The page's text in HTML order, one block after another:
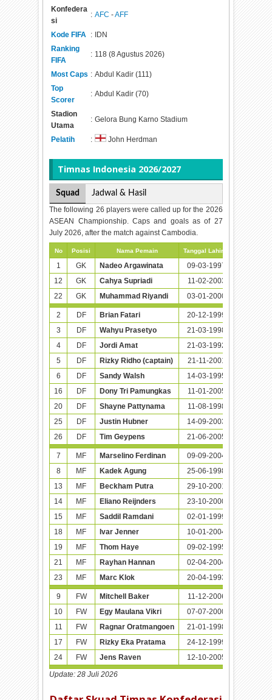
Konfedera
si
: AFC -AFF
Kode FIFA :
IDN
Ranking
FIFA
: 118 (8 Agustus 2026)
Most Caps : Abdul Kadir (111)
Top
Scorer
: Abdul Kadir (70)
Stadion
Utama
: Gelora Bung Karno Stadium
Pelatih : John Herdman
Timnas Indonesia 2026/2027
Squad
Jadwal & Hasil
The following 26 players were called up for the 2026
ASEAN Championship. Caps and goals as of 27
July 2026, after the match against Cambodia.
No Posisi Nama Pemain Tanggal Lahir (Umur) Caps
1 GK Nadeo Argawinata 09-03-1997 (29)
25
12
GK Cahya Supriadi 11-02-2003 (23)
3
22
GK Muhammad Riyandi 03-01-2000 (26) 5
2 DF Brian Fatari 20-12-1999 (26)
1
3
DF Wahyu Prasetyo 21-03-1998 (28)
3
4
DF Jordi Amat 21-03-1992 (34)
23
5
DF Rizky Ridho (captain) 21-11-2001 (24)
55
6
DF Sandy Walsh 14-03-1995 (31)
25
16
DF Dony Tri Pamungkas 11-01-2005 (21)
9
20
DF Shayne Pattynama 11-08-1998 (27)
14
25
DF Justin Hubner 14-09-2003 (22)
21
26
DF Tim Geypens 21-06-2005 (21) 0
7 MF Marselino Ferdinan 09-09-2004 (21)
41
8
MF Kadek Agung 25-06-1998 (28)
11
13
MF Beckham Putra 29-10-2001 (24)
9
14
MF Eliano Reijnders 23-10-2000 (25)
10
15
MF Saddil Ramdani 02-01-1999 (27)
30
18
MF Ivar Jenner 10-01-2004 (22)
26
19
MF Thom Haye 09-02-1995 (31)
19
21
MF Rayhan Hannan 02-04-2004 (22)
4
23
MF Marc Klok 20-04-1993 (33) 24
9 FW Mitchell Baker 11-12-2006 (19)
1
10
FW Egy Maulana Vikri 07-07-2000 (26)
34
11
FW Ragnar Oratmangoen 21-01-1998 (28)
17
17
FW Rizky Eka Pratama 24-12-1999 (26)
0
24
FW Jens Raven 12-10-2005 (20)
1
Update:28 Juli 2026